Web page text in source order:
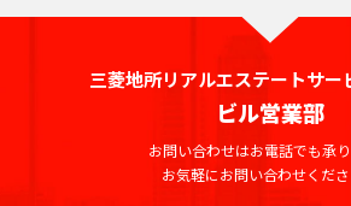
三菱地所リアルエステートサー
ビル営業部
お問い合わせはお電話でも承り
お気軽にお問い合わせくださ